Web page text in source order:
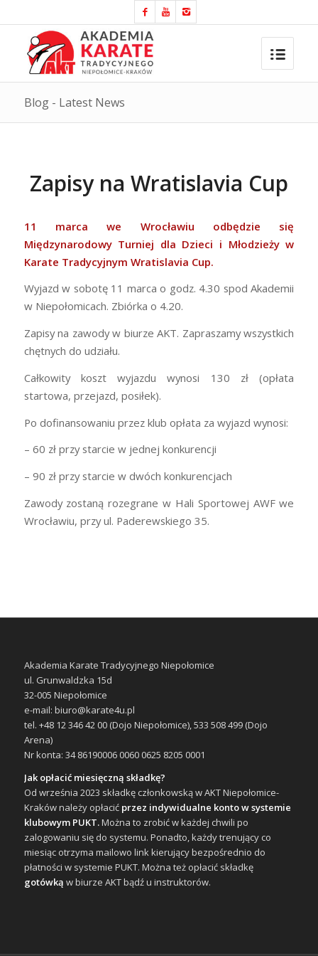
Blog - Latest News
Zapisy na Wratislavia Cup
11 marca we Wrocławiu odbędzie się
Międzynarodowy Turniej dla Dzieci i Młodzieży w
Karate Tradycyjnym Wratislavia Cup.
Wyjazd w sobotę 11 marca o godz. 4.30 spod Akademii
w Niepołomicach. Zbiórka o 4.20.
Zapisy na zawody w biurze AKT. Zapraszamy wszystkich
chętnych do udziału.
Całkowity koszt wyjazdu wynosi 130 zł (opłata
startowa, przejazd, posiłek).
Po dofinansowaniu przez klub opłata za wyjazd wynosi:
– 60 zł przy starcie w jednej konkurencji
– 90 zł przy starcie w dwóch konkurencjach
Zawody zostaną rozegrane w Hali Sportowej AWF we
Wrocławiu, przy ul. Paderewskiego 35.
Akademia Karate Tradycyjnego Niepołomice
ul. Grunwaldzka 15d
32-005 Niepołomice
e-mail: biuro@karate4u.pl
tel. +48 12 346 42 00 (Dojo Niepołomice), 533 508 499 (Dojo
Arena)
Nr konta: 34 86190006 0060 0625 8205 0001
Jak opłacić miesięczną składkę?
Od września 2023 składkę członkowską w AKT Niepołomice-
Kraków należy opłacić przez indywidualne konto w systemie
klubowym PUKT.Można to zrobić w każdej chwili po
zalogowaniu się do systemu. Ponadto, każdy trenujący co
miesiąc otrzyma mailowo link kierujący bezpośrednio do
płatności w systemie PUKT. Można też opłacić składkę
gotówką w biurze AKT bądź u instruktorów.